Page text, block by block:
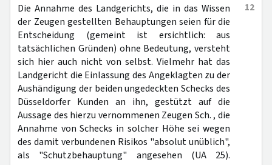
12
Die Annahme des Landgerichts, die in das Wissen
der Zeugen gestellten Behauptungen seien für die
Entscheidung (gemeint ist ersichtlich: aus
tatsächlichen Gründen) ohne Bedeutung, versteht
sich hier auch nicht von selbst. Vielmehr hat das
Landgericht die Einlassung des Angeklagten zu der
Aushändigung der beiden ungedeckten Schecks des
Düsseldorfer Kunden an ihn, gestützt auf die
Aussage des hierzu vernommenen Zeugen Sch. , die
Annahme von Schecks in solcher Höhe sei wegen
des damit verbundenen Risikos "absolut unüblich",
als "Schutzbehauptung" angesehen (UA 25).